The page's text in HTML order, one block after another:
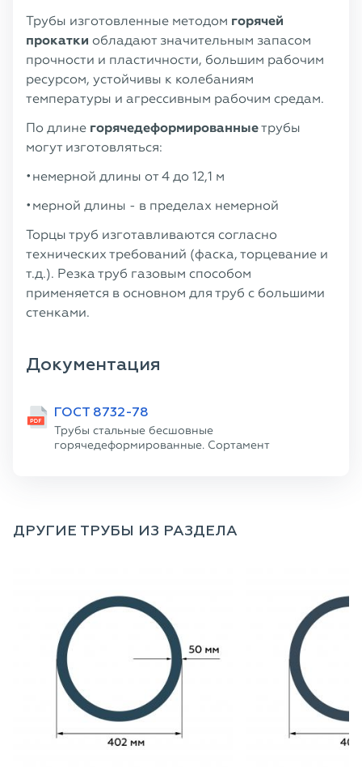
Трубы изготовленные методом горячей
прокатки обладают значительным запасом
прочности и пластичности, большим рабочим
ресурсом, устойчивы к колебаниям
температуры и агрессивным рабочим средам.
По длине горячедеформированныетрубы
могут изготовляться:
немерной длины от 4 до 12,1 м
мерной длины - в пределах немерной
Торцы труб изготавливаются согласно
технических требований (фаска, торцевание и
т.д.). Резка труб газовым способом
применяется в основном для труб с большими
стенками.
Документация
ГОСТ 8732-78
Трубы стальные бесшовные
горячедеформированные. Сортамент
ДРУГИЕ ТРУБЫ ИЗ РАЗДЕЛА